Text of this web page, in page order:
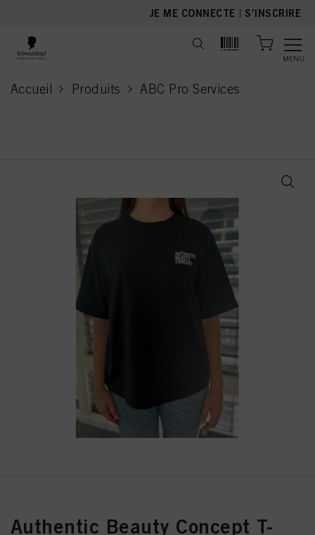
JE ME CONNECTE | S’INSCRIRE
MENU
Accueil Produits ABC Pro Services
current page
Authentic Beauty Concept T-